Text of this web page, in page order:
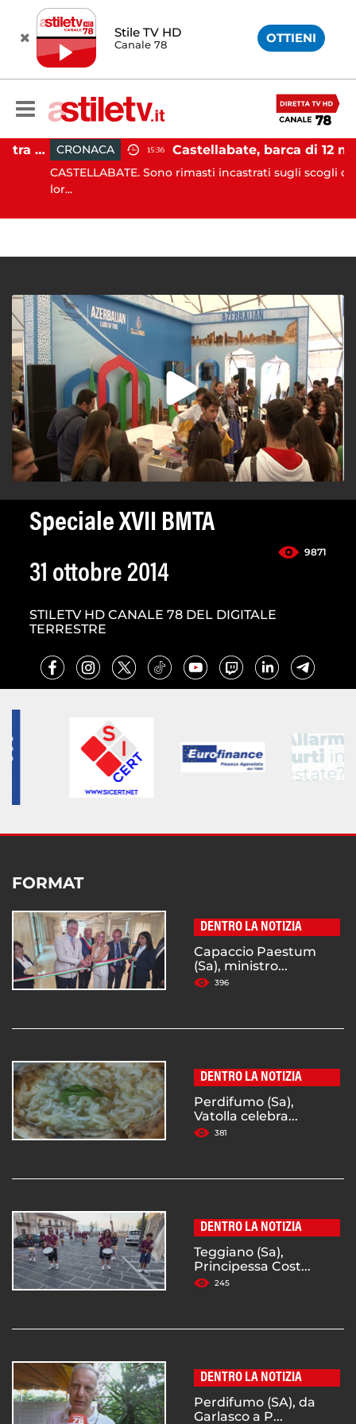
Stile TV HD
Canale 78 OTTIENI
Pontecagnano, incidente tra due auto: 4 feriti CRONACA 15:36
CASTELLABATE. Sono rimasti incastrati sugli scogli con la
Speciale XVII BMTA
9871
31 ottobre 2014
STILETV HD CANALE 78 DEL DIGITALE
TERRESTRE
FORMAT
DENTRO LA NOTIZIA
Capaccio Paestum
(Sa), ministro...
396
DENTRO LA NOTIZIA
Perdifumo (Sa),
Vatolla celebra...
381
DENTRO LA NOTIZIA
Teggiano (Sa),
Principessa Cost...
245
DENTRO LA NOTIZIA
Perdifumo (SA), da
Garlasco a P...